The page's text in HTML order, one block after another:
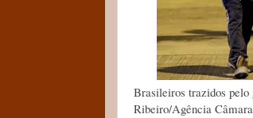
Brasileiros trazidos
Ribeiro/Agência